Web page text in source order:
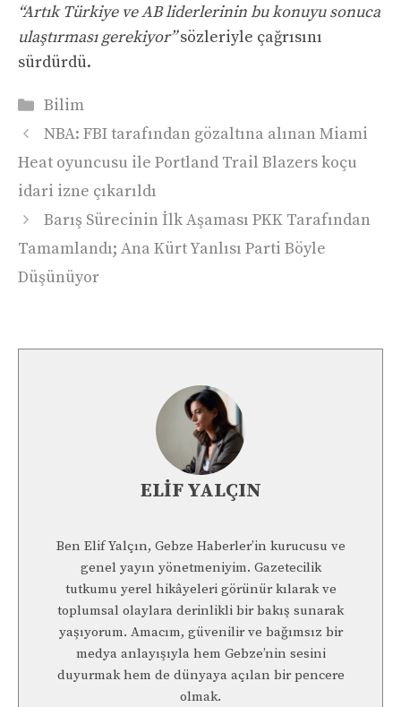
“Artık Türkiye ve AB liderlerinin bu konuyu sonuca
ulaştırması gerekiyor”sözleriyle çağrısını
sürdürdü.
Kategoriler
Bilim
NBA: FBI tarafından gözaltına alınan Miami
Heat oyuncusu ile Portland Trail Blazers koçu
idari izne çıkarıldı
Barış Sürecinin İlk Aşaması PKK Tarafından
Tamamlandı; Ana Kürt Yanlısı Parti Böyle
Düşünüyor
ELIF YALÇIN
Ben Elif Yalçın, Gebze Haberler’in kurucusu ve
genel yayın yönetmeniyim. Gazetecilik
tutkumu yerel hikâyeleri görünür kılarak ve
toplumsal olaylara derinlikli bir bakış sunarak
yaşıyorum. Amacım, güvenilir ve bağımsız bir
medya anlayışıyla hem Gebze’nin sesini
duyurmak hem de dünyaya açılan bir pencere
olmak.